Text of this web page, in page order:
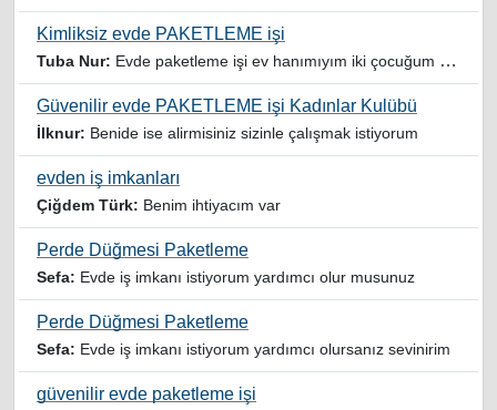
Kimliksiz evde PAKETLEME işi
Tuba Nur: Evde paketleme işi ev hanımıyım iki çocuğum var yardımcı olursanız sevinirim
Güvenilir evde PAKETLEME işi Kadınlar Kulübü
İlknur: Benide ise alirmisiniz sizinle çalışmak istiyorum
evden iş imkanları
Çiğdem Türk: Benim ihtiyacım var
Perde Düğmesi Paketleme
Sefa: Evde iş imkanı istiyorum yardımcı olur musunuz
Perde Düğmesi Paketleme
Sefa: Evde iş imkanı istiyorum yardımcı olursanız sevinirim
güvenilir evde paketleme işi